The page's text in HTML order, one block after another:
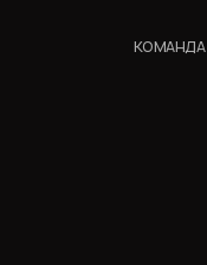
КОМАНДА